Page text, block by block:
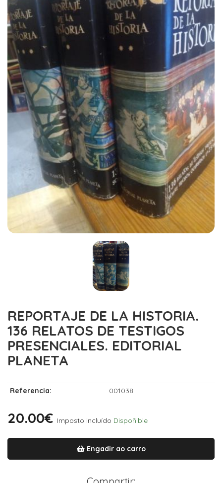
REPORTAJE DE LA HISTORIA.
136 RELATOS DE TESTIGOS
PRESENCIALES. EDITORIAL
PLANETA
Referencia: 001038
20.00€ Imposto incluído Dispoñible
Engadir ao carro